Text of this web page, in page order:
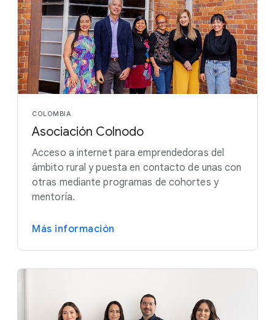
COLOMBIA
Asociación Colnodo
Acceso a internet para emprendedoras del
ámbito rural y puesta en contacto de unas con
otras mediante programas de cohortes y
mentoría.
Más información